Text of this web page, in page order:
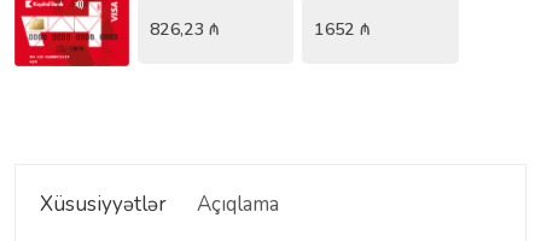
826,23₼ 1652 ₼
Xüsusiyyətlər Açıqlama